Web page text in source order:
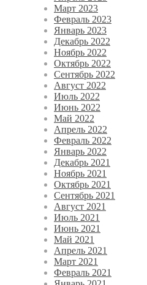
Март 2023
Февраль 2023
Январь 2023
Декабрь 2022
Ноябрь 2022
Октябрь 2022
Сентябрь 2022
Август 2022
Июль 2022
Июнь 2022
Май 2022
Апрель 2022
Февраль 2022
Январь 2022
Декабрь 2021
Ноябрь 2021
Октябрь 2021
Сентябрь 2021
Август 2021
Июль 2021
Июнь 2021
Май 2021
Апрель 2021
Март 2021
Февраль 2021